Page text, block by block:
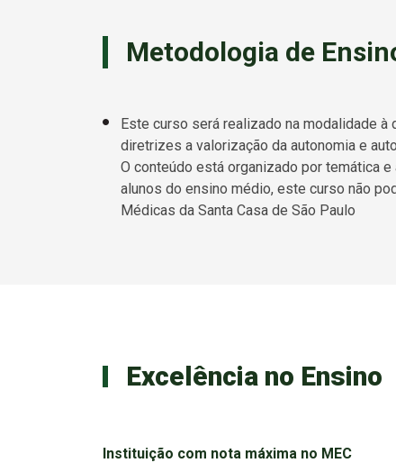
Metodologia de
Este curso será realizado na modalidade
diretrizes a valorização da autonomia e
O conteúdo está organizado por temática
alunos do ensino médio, este curso não
Médicas da Santa Casa de São Paulo
Excelência no Ensino
Instituição com nota máxima no MEC